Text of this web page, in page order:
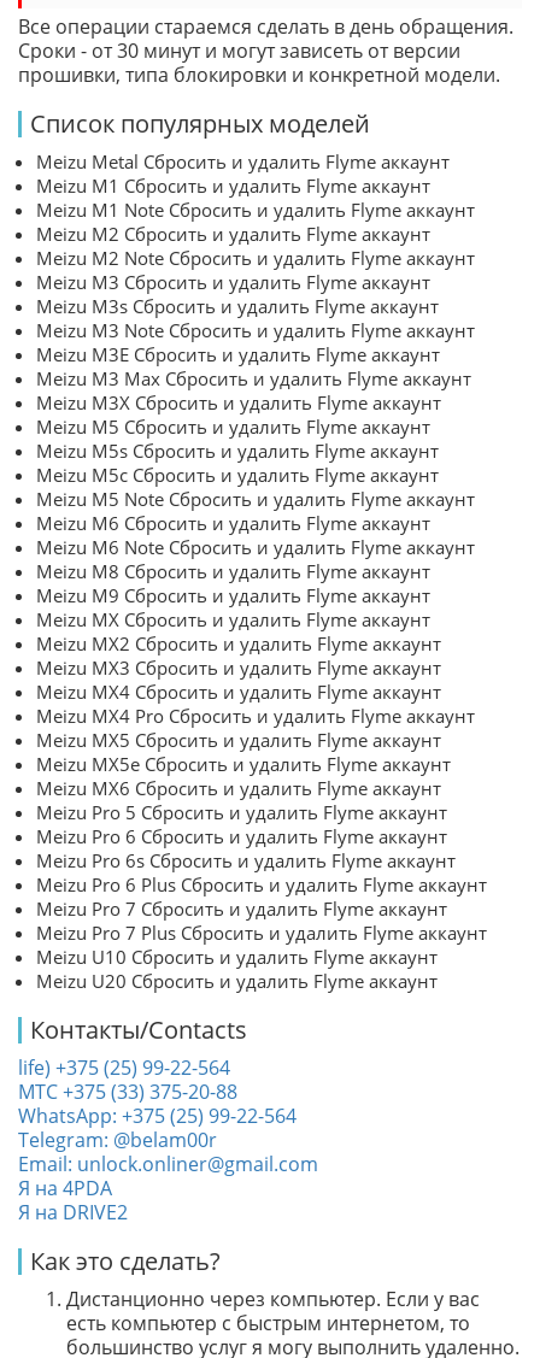
Все операции стараемся сделать в день обращения.
Сроки - от 30 минут и могут зависеть от версии
прошивки, типа блокировки и конкретной модели.
Список популярных моделей
Meizu Metal Сбросить и удалить Flyme аккаунт
Meizu M1 Сбросить и удалить Flyme аккаунт
Meizu M1 Note Сбросить и удалить Flyme аккаунт
Meizu M2 Сбросить и удалить Flyme аккаунт
Meizu M2 Note Сбросить и удалить Flyme аккаунт
Meizu M3 Сбросить и удалить Flyme аккаунт
Meizu M3s Сбросить и удалить Flyme аккаунт
Meizu M3 Note Сбросить и удалить Flyme аккаунт
Meizu M3E Сбросить и удалить Flyme аккаунт
Meizu M3 Max Сбросить и удалить Flyme аккаунт
Meizu M3X Сбросить и удалить Flyme аккаунт
Meizu M5 Сбросить и удалить Flyme аккаунт
Meizu M5s Сбросить и удалить Flyme аккаунт
Meizu M5c Сбросить и удалить Flyme аккаунт
Meizu M5 Note Сбросить и удалить Flyme аккаунт
Meizu M6 Сбросить и удалить Flyme аккаунт
Meizu M6 Note Сбросить и удалить Flyme аккаунт
Meizu M8 Сбросить и удалить Flyme аккаунт
Meizu M9 Сбросить и удалить Flyme аккаунт
Meizu MX Сбросить и удалить Flyme аккаунт
Meizu MX2 Сбросить и удалить Flyme аккаунт
Meizu MX3 Сбросить и удалить Flyme аккаунт
Meizu MX4 Сбросить и удалить Flyme аккаунт
Meizu MX4 Pro Сбросить и удалить Flyme аккаунт
Meizu MX5 Сбросить и удалить Flyme аккаунт
Meizu MX5e Сбросить и удалить Flyme аккаунт
Meizu MX6 Сбросить и удалить Flyme аккаунт
Meizu Pro 5 Сбросить и удалить Flyme аккаунт
Meizu Pro 6 Сбросить и удалить Flyme аккаунт
Meizu Pro 6s Сбросить и удалить Flyme аккаунт
Meizu Pro 6 Plus Сбросить и удалить Flyme аккаунт
Meizu Pro 7 Сбросить и удалить Flyme аккаунт
Meizu Pro 7 Plus Сбросить и удалить Flyme аккаунт
Meizu U10 Сбросить и удалить Flyme аккаунт
Meizu U20 Сбросить и удалить Flyme аккаунт
Контакты/Contacts
life) +375 (25) 99-22-564
МТС +375 (33) 375-20-88
WhatsApp: +375 (25) 99-22-564
Telegram: @belam00r
Email: unlock.onliner@gmail.com
Я на 4PDA
Я на DRIVE2
Как это сделать?
Дистанционно через компьютер. Если у вас
есть компьютер с быстрым интернетом, то
большинство услуг я могу выполнить удаленно.